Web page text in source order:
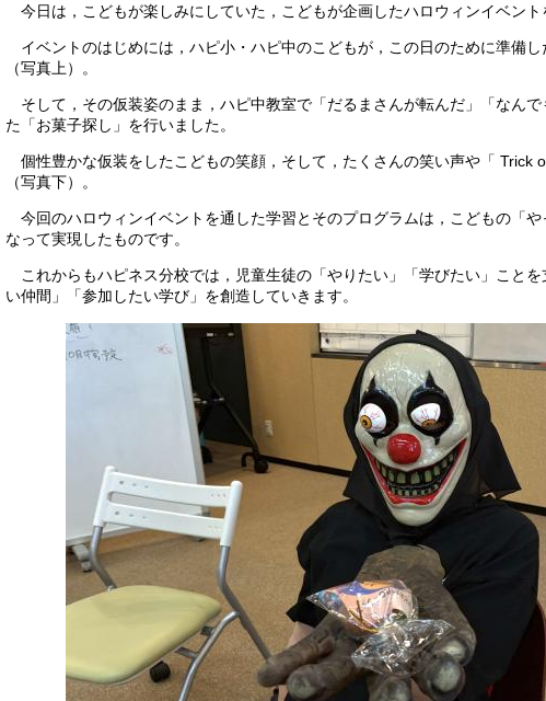
今日は，こどもが楽しみにしていた，こどもが企画したハロウィンイベント
イベントのはじめには，ハピ小・ハピ中のこどもが，この日のために準備
（写真上）。
そして，その仮装姿のまま，ハピ中教室で「だるまさんが転んだ」「なん
た「お菓子探し」を行いました。
個性豊かな仮装をしたこどもの笑顔，そして，たくさんの笑い声や「 Trick
（写真下）。
今回のハロウィンイベントを通した学習とそのプログラムは，こどもの「
なって実現したものです。
これからもハピネス分校では，児童生徒の「やりたい」「学びたい」こと
い仲間」「参加したい学び」を創造していきます。